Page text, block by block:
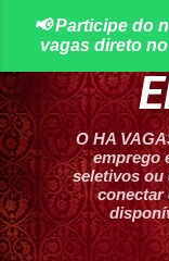
Pular
O HA
emprego
seletivos ou
conectar
📢 Participe do
vagas direto